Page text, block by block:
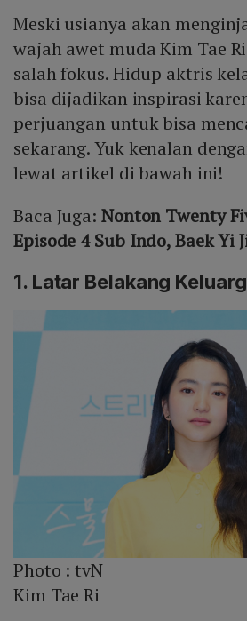
Meski usianya akan
wajah awet muda Kim Tae
salah fokus. Hidup aktris
bisa dijadikan inspirasi
perjuangan untuk bisa
sekarang. Yuk kenalan
lewat artikel di bawah ini!
Baca Juga: Nonton Twenty
Episode 4 Sub Indo, Baek Yi
1. Latar Belakang
Photo :tvN
Kim Tae Ri